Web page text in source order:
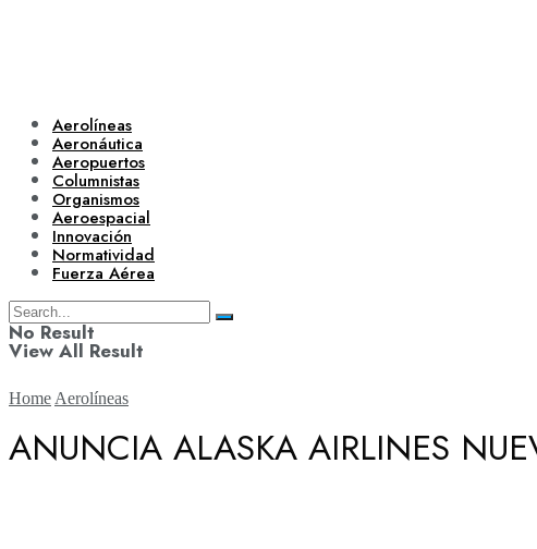
Aerolíneas
Aeronáutica
Aeropuertos
Columnistas
Organismos
Aeroespacial
Innovación
Normatividad
Fuerza Aérea
No Result
View All Result
Home Aerolíneas
ANUNCIA ALASKA AIRLINES